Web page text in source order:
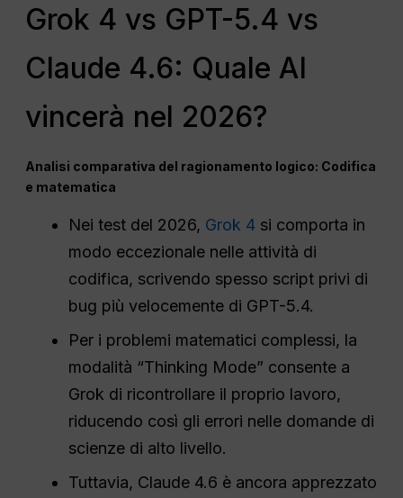
Grok 4 vs GPT-5.4 vs
Claude 4.6: Quale AI
vincerà nel 2026?
Analisi comparativa del ragionamento logico: Codifica
e matematica
Nei test del 2026, Grok 4 si comporta in
modo eccezionale nelle attività di
codifica, scrivendo spesso script privi di
bug più velocemente di GPT-5.4.
Per i problemi matematici complessi, la
modalità “Thinking Mode” consente a
Grok di ricontrollare il proprio lavoro,
riducendo così gli errori nelle domande di
scienze di alto livello.
Tuttavia, Claude 4.6 è ancora apprezzato